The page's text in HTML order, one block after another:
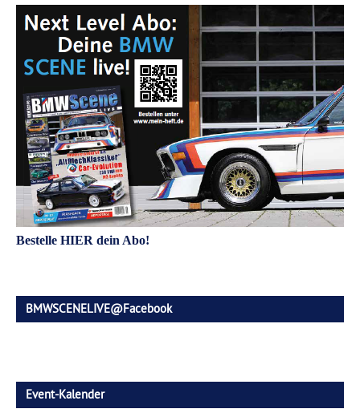
Bestelle HIER dein Abo!
BMWSCENELIVE@Facebook
Event-Kalender